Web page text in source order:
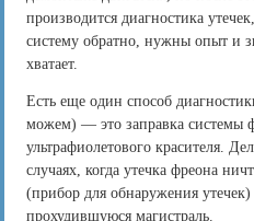
производится диагностика
систему обратно, нужны опыт и
хватает.
Есть еще один способ
можем) — это заправка системы
ультрафиолетового красителя.
случаях, когда утечка фреона
(прибор для обнаружения
прохудившуюся магистраль.